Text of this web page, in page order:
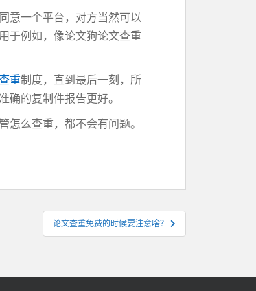
意一个平台，对方当然可以
于例如，像论文狗论文查重
重制度，直到最后一刻，所
的复制件报告更好。
么查重，都不会有问题。
论文查重免费的时候要注意啥？